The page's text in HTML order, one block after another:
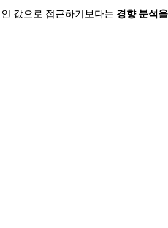
값으로 접근하기보다는 경향 분석